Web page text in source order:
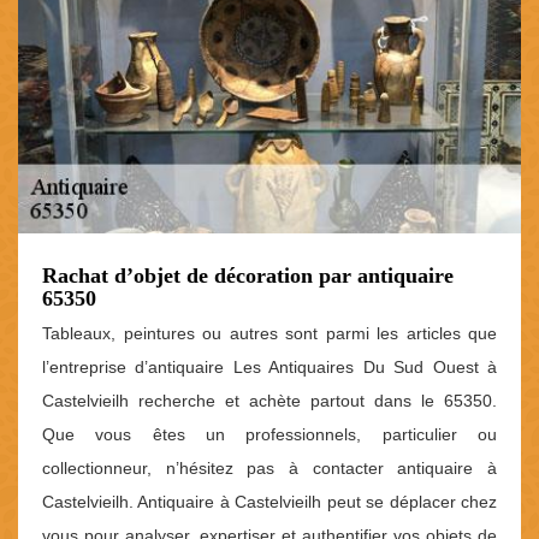
Rachat d’objet de décoration par antiquaire
65350
Tableaux, peintures ou autres sont parmi les articles que
l’entreprise d’antiquaire Les Antiquaires Du Sud Ouest à
Castelvieilh recherche et achète partout dans le 65350.
Que vous êtes un professionnels, particulier ou
collectionneur, n’hésitez pas à contacter antiquaire à
Castelvieilh. Antiquaire à Castelvieilh peut se déplacer chez